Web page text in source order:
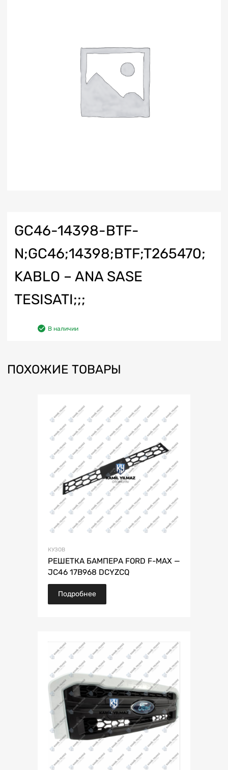
GC46-14398-BTF-
N;GC46;14398;BTF;T265470;
KABLO – ANA SASE
TESISATI;;;
В наличии
ПОХОЖИЕ ТОВАРЫ
КУЗОВ
РЕШЕТКА БАМПЕРА FORD F-MAX —
JC46 17B968 DCYZCQ
Подробнее